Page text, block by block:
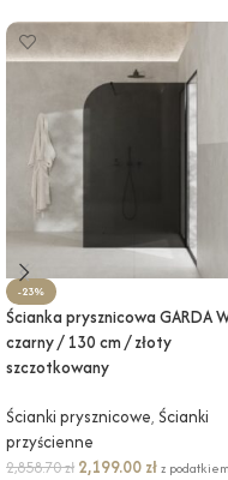
-23%
Ścianka prysznicowa GARDA
czarny / 130 cm / złoty
szczotkowany
Ścianki prysznicowe, Ścianki
przyścienne
2,858.70zł 2,199.00 złz